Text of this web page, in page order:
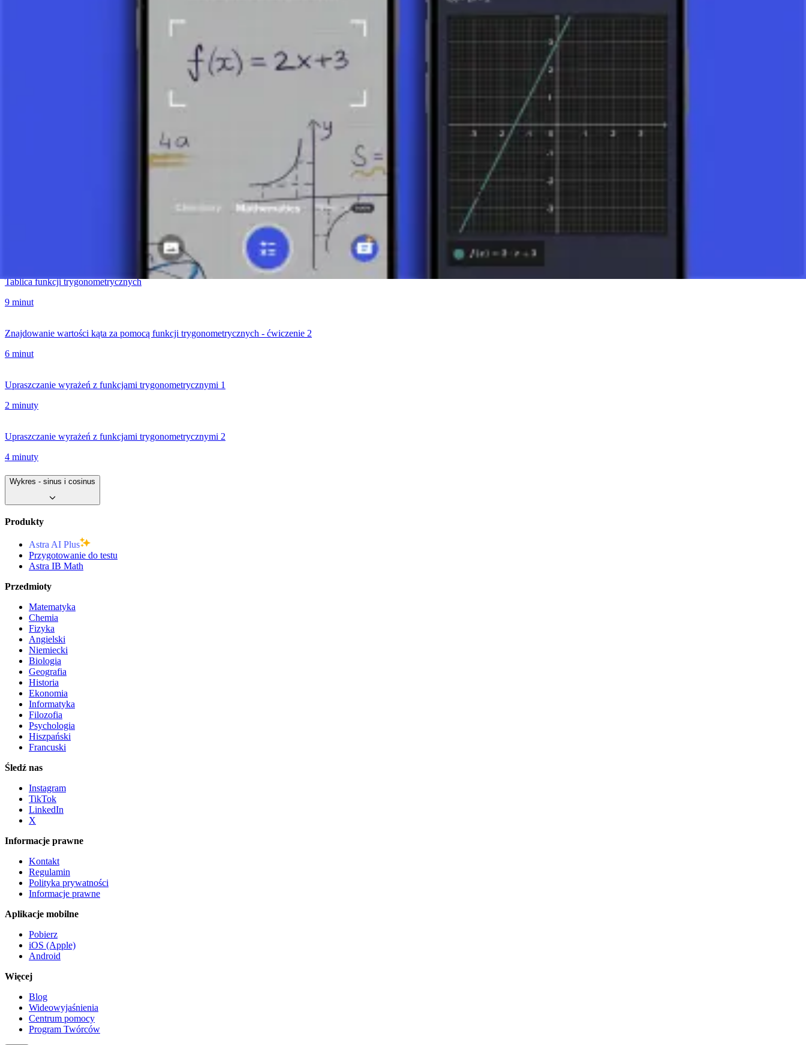
Związki między funkcjami trygonometrycznymi (tożsamości trygonometryczne)
Tablica funkcji trygonometrycznych
9 minut
Znajdowanie wartości kąta za pomocą funkcji trygonometrycznych - ćwiczenie 2
6 minut
Upraszczanie wyrażeń z funkcjami trygonometrycznymi 1
2 minuty
Upraszczanie wyrażeń z funkcjami trygonometrycznymi 2
4 minuty
Wykres - sinus i cosinus
Produkty
Astra AI Plus
Przygotowanie do testu
Astra IB Math
Przedmioty
Matematyka
Chemia
Fizyka
Angielski
Niemiecki
Biologia
Geografia
Historia
Ekonomia
Informatyka
Filozofia
Psychologia
Hiszpański
Francuski
Śledź nas
Instagram
TikTok
LinkedIn
X
Informacje prawne
Kontakt
Regulamin
Polityka prywatności
Informacje prawne
Aplikacje mobilne
Pobierz
iOS (Apple)
Android
Więcej
Blog
Wideowyjaśnienia
Centrum pomocy
Program Twórców